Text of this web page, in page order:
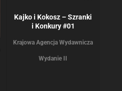
Kajko i Kokosz – Szranki
i Konkury #01
Krajowa Agencja Wydawnicza
Wydanie II